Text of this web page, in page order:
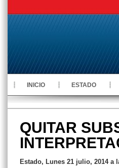
INICIO ESTADO
QUITAR
Estado, Lunes 21 julio, 2014 a